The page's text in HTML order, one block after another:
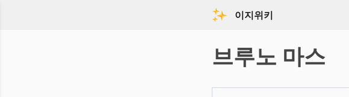
이지위키
브루노 마스